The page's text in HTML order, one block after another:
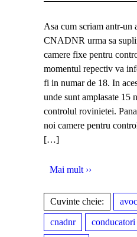
Asa cum scriam antr-un
CNADNR urma sa
camere fixe pentru
momentul repectiv va
fi in numar de 18. In
unde sunt amplasate 15
controlul rovinietei.
noi camere pentru
[…]
Mai mult ››
Cuvinte cheie:
cnadnr conducatori